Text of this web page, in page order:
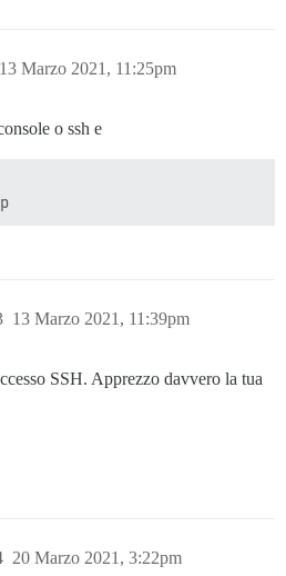
13 Marzo 2021, 11:25pm
o ssh e
13 Marzo 2021, 11:39pm
SSH. Apprezzo davvero la tua
20 Marzo 2021, 3:22pm